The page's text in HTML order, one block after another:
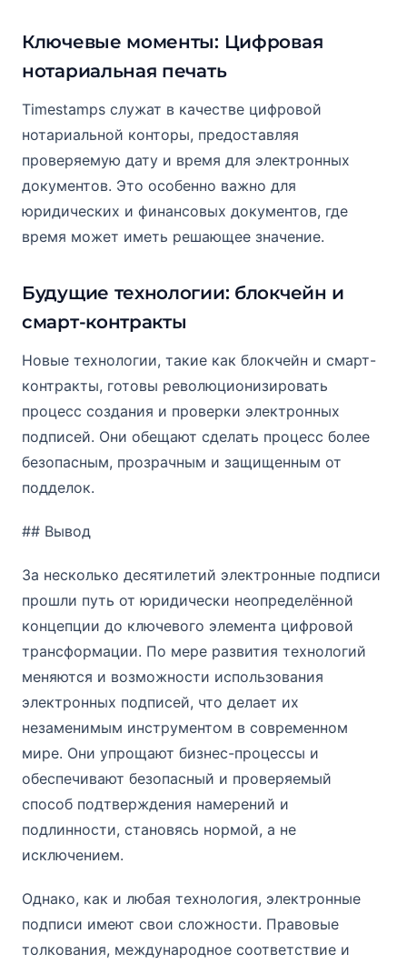
Ключевые моменты: Цифровая
нотариальная печать
Timestamps служат в качестве цифровой
нотариальной конторы, предоставляя
проверяемую дату и время для электронных
документов. Это особенно важно для
юридических и финансовых документов, где
время может иметь решающее значение.
Будущие технологии: блокчейн и
смарт-контракты
Новые технологии, такие как блокчейн и смарт-
контракты, готовы революционизировать
процесс создания и проверки электронных
подписей. Они обещают сделать процесс более
безопасным, прозрачным и защищенным от
подделок.
## Вывод
За несколько десятилетий электронные подписи
прошли путь от юридически неопределённой
концепции до ключевого элемента цифровой
трансформации. По мере развития технологий
меняются и возможности использования
электронных подписей, что делает их
незаменимым инструментом в современном
мире. Они упрощают бизнес-процессы и
обеспечивают безопасный и проверяемый
способ подтверждения намерений и
подлинности, становясь нормой, а не
исключением.
Однако, как и любая технология, электронные
подписи имеют свои сложности. Правовые
толкования, международное соответствие и